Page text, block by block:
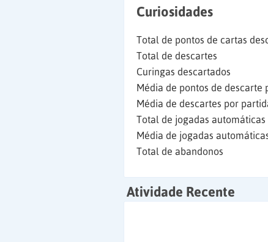
Curiosidades
Total de pontos de cartas
Total de descartes
Curingas descartados
Média de pontos de descarte
Média de descartes por
Total de jogadas automáticas
Média de jogadas
Total de abandonos
Atividade Recente